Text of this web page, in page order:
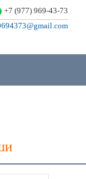
+7 (977) 969-43-73